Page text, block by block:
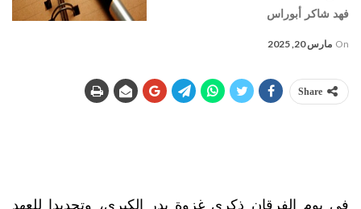
فهد شاكر أبوراس
On مارس 20, 2025
Share
في يوم الفرقان ذكرى غزوة بدر الكبرى، وتجديدا للعهد